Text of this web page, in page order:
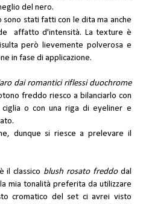
del nero.
stati fatti con le dita ma anche
affatto d'intensità. La texture è
però lievemente polverosa e
in fase di applicazione.
dai romantici riflessi duochrome
freddo riesco a bilanciarlo con
o con una riga di eyeliner e
dunque si riesce a prelevare il
il classico blush rosato freddodal
mia tonalità preferita da utilizzare
cromatico del set ci avrei visto